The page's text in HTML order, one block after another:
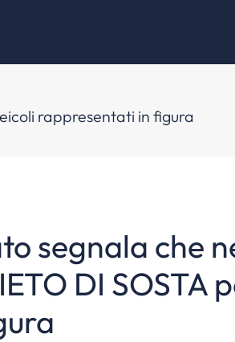
rappresentati in figura
segnala che
DI SOSTA